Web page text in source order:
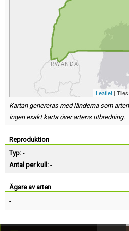
Leaflet |
Kartan genereras med länderna som
ingen exakt karta över artens utbredning.
Reproduktion
Typ: -
Antal per kull: -
Ägare av arten
-